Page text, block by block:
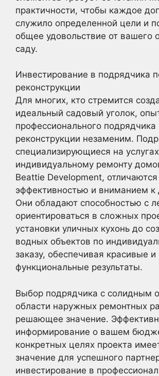
практичности, чтобы каждое
служило определенной цели и
общее удовольствие от вашего
саду.
Инвестирование в подрядчика
реконструкции
Для многих, кто стремится
идеальный садовый уголок,
профессионального подрядчика
реконструкции незаменим.
специализирующиеся на
индивидуальному ремонту
Beattie Development,
эффективностью и вниманием к
Они обладают способностью с
ориентироваться в сложных
установки уличных кухонь до
водных объектов по
заказу, обеспечивая красивые и
функциональные результаты.
Выбор подрядчика с солидным
области наружных ремонтных
решающее значение.
информирование о вашем
конкретных целях проекта
значение для успешного
инвестирование в